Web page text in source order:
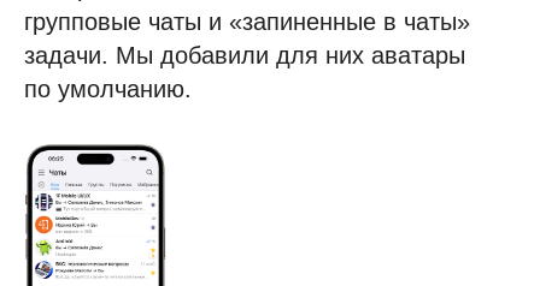
групповые чаты и «запиненные в чаты»
задачи. Мы добавили для них аватары
по умолчанию.